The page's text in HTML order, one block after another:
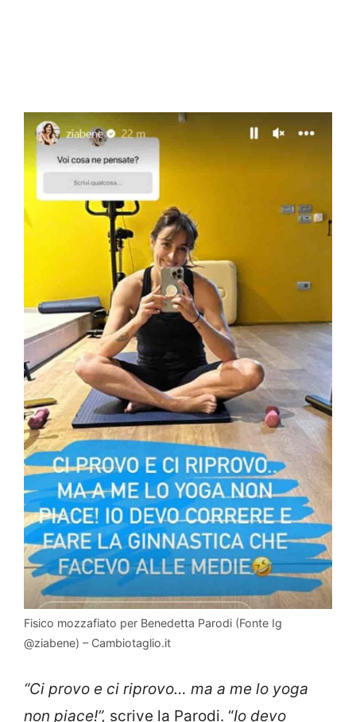
Fisico mozzafiato per Benedetta Parodi (Fonte Ig
@ziabene) – Cambiotaglio.it
“Ci provo e ci riprovo… ma a me lo yoga
non piace!”, scrive la Parodi. “Io devo